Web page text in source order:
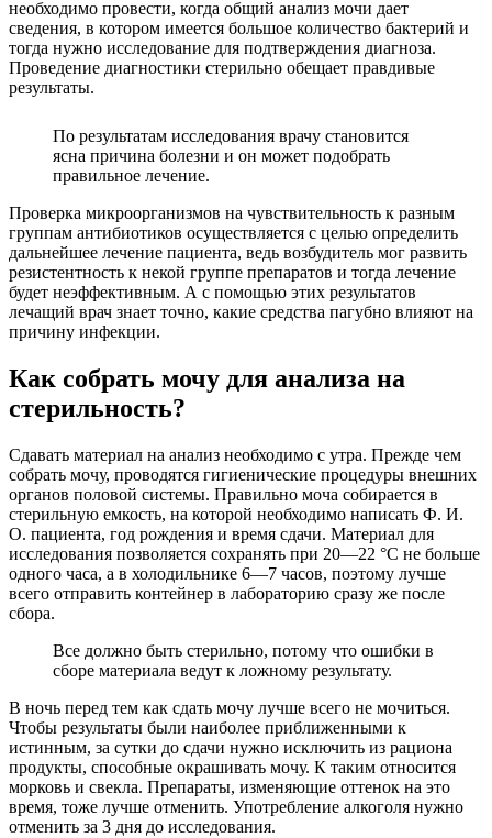
необходимо провести, когда общий анализ мочи дает
сведения, в котором имеется большое количество бактерий и
тогда нужно исследование для подтверждения диагноза.
Проведение диагностики стерильно обещает правдивые
результаты.
По результатам исследования врачу становится
ясна причина болезни и он может подобрать
правильное лечение.
Проверка микроорганизмов на чувствительность к разным
группам антибиотиков осуществляется с целью определить
дальнейшее лечение пациента, ведь возбудитель мог развить
резистентность к некой группе препаратов и тогда лечение
будет неэффективным. А с помощью этих результатов
лечащий врач знает точно, какие средства пагубно влияют на
причину инфекции.
Как собрать мочу для анализа на
стерильность?
Сдавать материал на анализ необходимо с утра. Прежде чем
собрать мочу, проводятся гигиенические процедуры внешних
органов половой системы. Правильно моча собирается в
стерильную емкость, на которой необходимо написать Ф. И.
О. пациента, год рождения и время сдачи. Материал для
исследования позволяется сохранять при 20—22 °C не больше
одного часа, а в холодильнике 6—7 часов, поэтому лучше
всего отправить контейнер в лабораторию сразу же после
сбора.
Все должно быть стерильно, потому что ошибки в
сборе материала ведут к ложному результату.
В ночь перед тем как сдать мочу лучше всего не мочиться.
Чтобы результаты были наиболее приближенными к
истинным, за сутки до сдачи нужно исключить из рациона
продукты, способные окрашивать мочу. К таким относится
морковь и свекла. Препараты, изменяющие оттенок на это
время, тоже лучше отменить. Употребление алкоголя нужно
отменить за 3 дня до исследования.